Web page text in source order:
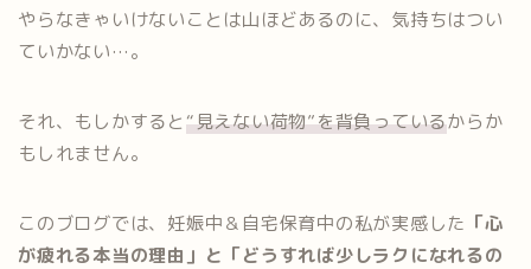
やらなきゃいけないことは山ほどあるのに、気持ちはつい
ていかない…。
それ、もしかすると“見えない荷物”を背負っているからか
もしれません。
このブログでは、妊娠中＆自宅保育中の私が実感した 「心
が疲れる本当の理由」と「どうすれば少しラクになれるの